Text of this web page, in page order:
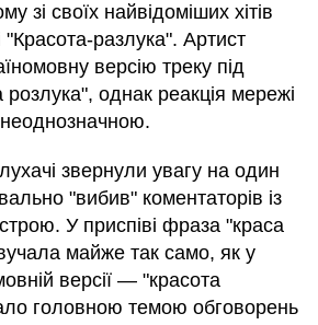
зі своїх найвідоміших хітів
разлука". Артист
версію треку під
однак реакція мережі
звернули увагу на один
"вибив" коментаторів із
У приспіві фраза "краса
майже так само, як у
версії — "красота
головною темою обговорень